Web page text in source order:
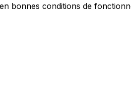
bonnes conditions de